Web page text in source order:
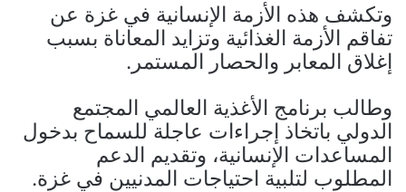
وتكشف هذه الأزمة الإنسانية في غزة عن
تفاقم الأزمة الغذائية وتزايد المعاناة بسبب
إغلاق المعابر والحصار المستمر.
وطالب برنامج الأغذية العالمي المجتمع
الدولي باتخاذ إجراءات عاجلة للسماح بدخول
المساعدات الإنسانية، وتقديم الدعم
المطلوب لتلبية احتياجات المدنيين في غزة.